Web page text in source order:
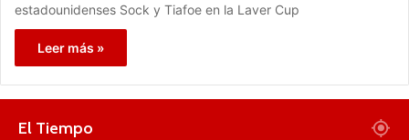
estadounidenses Sock y Tiafoe en la Laver Cup
Leer más »
El Tiempo